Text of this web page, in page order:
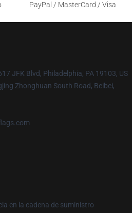
PayPal / MasterCard / Visa
JFK Blvd, Philadelphia, PA 19103, US
Zhonghuan South Road, Beibei,
en la cadena de suministro